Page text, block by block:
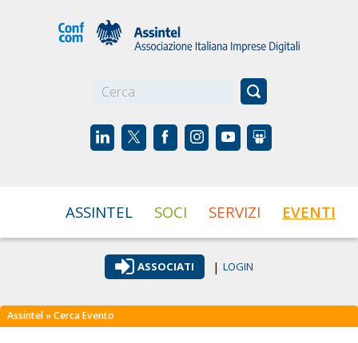
ASSINTEL SOCI SERVIZI EVENTI
ASSOCIATI | LOGIN
Assintel » Cerca Evento